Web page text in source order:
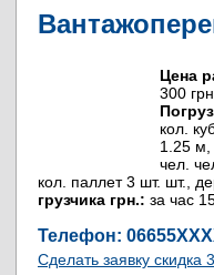
Цена
300
кол.
1.25 м,
чел.
кол. паллет 3 шт. шт.,
грузчика грн.: за час
Телефон: 06655
Сделать заявку скидка